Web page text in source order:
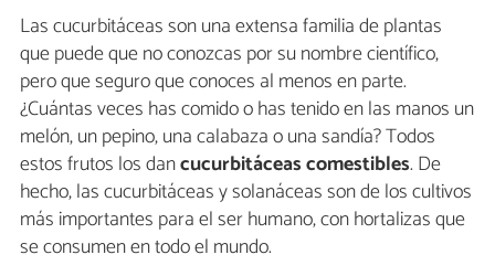
Las cucurbitáceas son una extensa familia de plantas
que puede que no conozcas por su nombre científico,
pero que seguro que conoces al menos en parte.
¿Cuántas veces has comido o has tenido en las manos un
melón, un pepino, una calabaza o una sandía? Todos
estos frutos los dancucurbitáceas comestibles. De
hecho, las cucurbitáceas y solanáceas son de los cultivos
más importantes para el ser humano, con hortalizas que
se consumen en todo el mundo.